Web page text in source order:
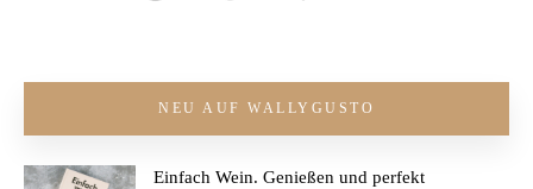
NEU AUF WALLYGUSTO
Einfach Wein. Genießen und perfekt